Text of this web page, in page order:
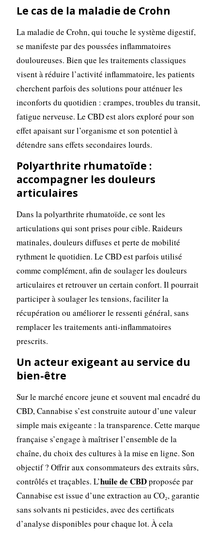
Le cas de la maladie de Crohn
La maladie de Crohn, qui touche le système digestif,
se manifeste par des poussées inflammatoires
douloureuses. Bien que les traitements classiques
visent à réduire l’activité inflammatoire, les patients
cherchent parfois des solutions pour atténuer les
inconforts du quotidien : crampes, troubles du transit,
fatigue nerveuse. Le CBD est alors exploré pour son
effet apaisant sur l’organisme et son potentiel à
détendre sans effets secondaires lourds.
Polyarthrite rhumatoïde :
accompagner les douleurs
articulaires
Dans la polyarthrite rhumatoïde, ce sont les
articulations qui sont prises pour cible. Raideurs
matinales, douleurs diffuses et perte de mobilité
rythment le quotidien. Le CBD est parfois utilisé
comme complément, afin de soulager les douleurs
articulaires et retrouver un certain confort. Il pourrait
participer à soulager les tensions, faciliter la
récupération ou améliorer le ressenti général, sans
remplacer les traitements anti-inflammatoires
prescrits.
Un acteur exigeant au service du
bien-être
Sur le marché encore jeune et souvent mal encadré du
CBD, Cannabise s’est construite autour d’une valeur
simple mais exigeante : la transparence. Cette marque
française s’engage à maîtriser l’ensemble de la
chaîne, du choix des cultures à la mise en ligne. Son
objectif ? Offrir aux consommateurs des extraits sûrs,
contrôlés et traçables. L’huile de CBDproposée par
Cannabise est issue d’une extraction au CO₂, garantie
sans solvants ni pesticides, avec des certificats
d’analyse disponibles pour chaque lot. À cela